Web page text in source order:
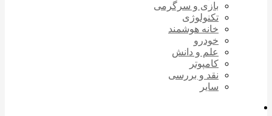
بازی و سرگرمی
تکنولوژی
خانه هوشمند
خودرو
علم و دانش
کامپوتر
نقد و بررسی
سایر